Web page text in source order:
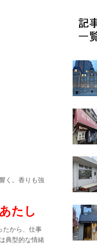
く。香りも強
あたし
たから、仕事
典型的な情緒